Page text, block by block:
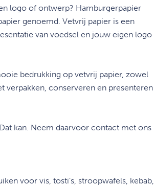
logo of ontwerp? Hamburgerpapier
genoemd. Vetvrij papier is een
van voedsel en jouw eigen logo
bedrukking op vetvrij papier, zowel
verpakken, conserveren en presenteren
kan. Neem daarvoor contact met ons
voor vis, tosti’s, stroopwafels, kebab,